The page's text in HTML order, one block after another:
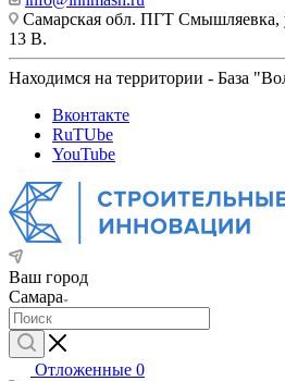
Самарская обл. ПГТ
13 В.
Находимся на территории - База
Вконтакте
RuTUbe
YouTube
Ваш город
Самара
Отложенные 0